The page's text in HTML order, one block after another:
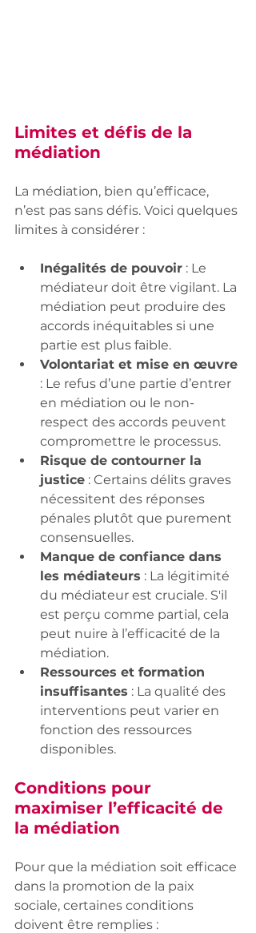
Limites et défis de la
médiation
La médiation, bien qu’efficace,
n’est pas sans défis. Voici quelques
limites à considérer :
Inégalités de pouvoir : Le
médiateur doit être vigilant. La
médiation peut produire des
accords inéquitables si une
partie est plus faible.
Volontariat et mise en œuvre
: Le refus d’une partie d’entrer
en médiation ou le non-
respect des accords peuvent
compromettre le processus.
Risque de contourner la
justice : Certains délits graves
nécessitent des réponses
pénales plutôt que purement
consensuelles.
Manque de confiance dans
les médiateurs : La légitimité
du médiateur est cruciale. S'il
est perçu comme partial, cela
peut nuire à l’efficacité de la
médiation.
Ressources et formation
insuffisantes : La qualité des
interventions peut varier en
fonction des ressources
disponibles.
Conditions pour
maximiser l’efficacité de
la médiation
Pour que la médiation soit efficace
dans la promotion de la paix
sociale, certaines conditions
doivent être remplies :